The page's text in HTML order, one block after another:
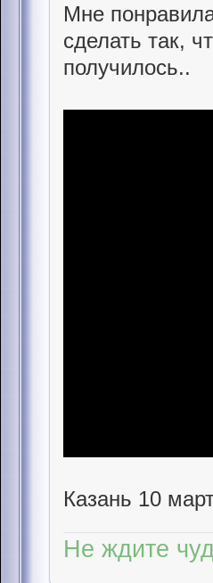
Мне
сделать так,
получилось..
Казань 10
Не ждите